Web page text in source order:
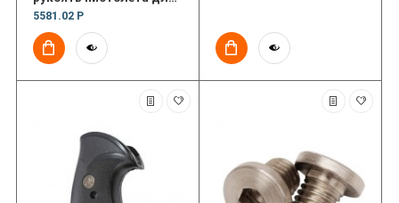
1911 Govt (текстура
Chain)
5581.02 Р